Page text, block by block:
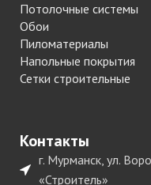
Потолочные системы
Обои
Пиломатериалы
Напольные покрытия
Сетки строительные
Контакты
г. Мурманск, ул.
«Строитель»